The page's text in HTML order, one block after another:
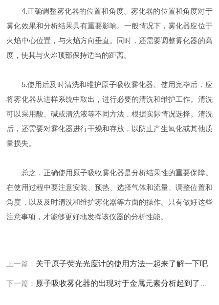
4.正确调整雾化器的位置和角度。雾化器的位置和角度对于
雾化效果和分析结果具有重要影响。一般情况下，雾化器应位于
火焰中心位置，与火焰方向垂直。同时，还需要调整雾化器的高
度，使其与火焰顶部保持适当的距离。
5.使用后及时清洗和维护原子吸收雾化器。使用完毕后，应
将雾化器从进样系统中取出，进行必要的清洗和维护工作。清洗
可以采用酸、碱或清洗液等不同方法，根据实际情况选择。清洗
后，还需要对雾化器进行干燥和存放，以防止产生氧化或其他质
量损失。
总之，正确使用原子吸收雾化器是分析结果性的重要保障。
在使用过程中要注意安装、预热、选择气体和流量、调整位置和
角度，以及及时清洗和维护雾化器等方面的操作。只有做好这些
注意事项，才能够更好地发挥该仪器的分析性能。
上一篇： 关于原子荧光光度计的使用方法一起来了解一下吧
下一篇： 原子吸收雾化器的出现对于金属元素分析起到了积极的推动作用